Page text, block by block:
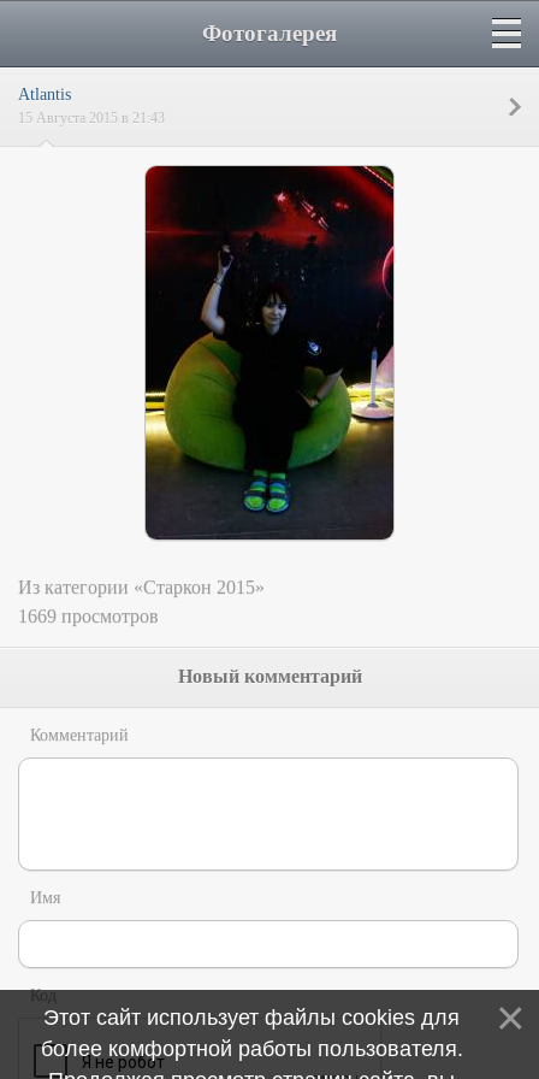
Фотогалерея
Atlantis
15 Августа 2015 в 21:43
Из категории «Старкон 2015»
1669 просмотров
Новый комментарий
Комментарий
Имя
Код
Этот сайт использует файлы cookies для
более комфортной работы пользователя.